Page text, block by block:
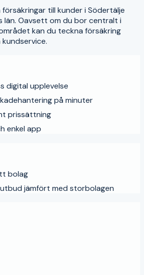
till kunder i Södertälje
län. Oavsett om du bor centralt i
kan du teckna försäkring
digital upplevelse
på minuter
prissättning
enkel app
bolag
jämfört med storbolagen